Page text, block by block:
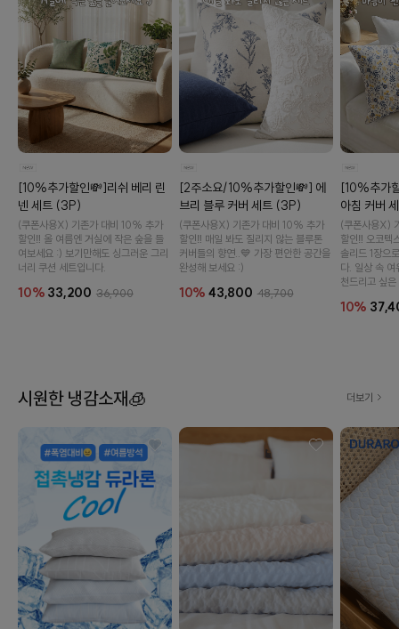
바솜
[10%추가할인💸]리쉬 베리 린
넨 세트 (3P)
(쿠폰사용X) 기존가 대비 10% 추가
할인‼️ 올 여름엔 거실에 작은 숲을 들
여보세요 :) 보기만해도 싱그러운 그리
너리 쿠션 세트입니다.
10% 33,200 36,900
[2주소요/10%추가할인💸] 에
브리 블루 커버 세트 (3P)
(쿠폰사용X) 기존가 대비 10% 추가
할인‼️ 매일 봐도 질리지 않는 블루톤
커버들의 향연..💙 가장 편안한 공간을
완성해 보세요 :)
10%43,800 48,700
[10%추가
아침 커버
(쿠폰사용X)
할인‼️ 오코텍
솔리드 1장으
다. 일상 속 여
천드리고 싶
10%
시원한 냉감소재🧊 더보기